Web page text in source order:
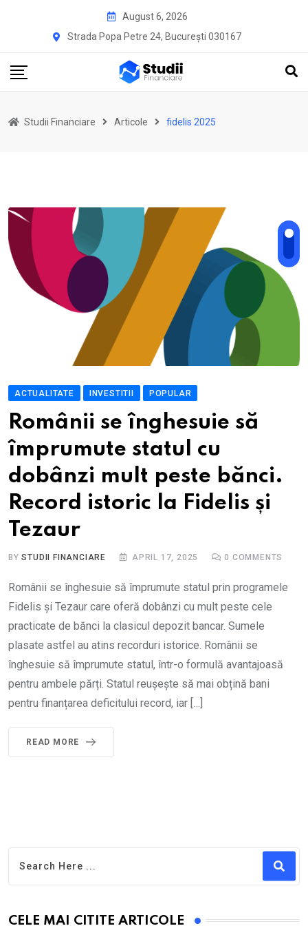
August 6, 2026
Strada Popa Petre 24, București 030167
Studii Financiare Articole fidelis 2025
ACTUALITATE INVESTITII POPULAR
Românii se înghesuie să
împrumute statul cu
dobânzi mult peste bănci.
Record istoric la Fidelis și
Tezaur
BYSTUDII FINANCIARE APRIL 17, 2025 0 COMMENTS
Românii se înghesuie să împrumute statul prin programele
Fidelis și Tezaur care oferă dobânzi cu mult peste cele
practicate de bănci la clasicul depozit bancar. Sumele
plasate astfel au atins recorduri istorice. Românii se
înghesuie să împrumute statul, într-o formulă avantajoasă
pentru ambele părți. Statul reușește să mai obțină bani
pentru finanțarea deficitului record, iar […]
READ MORE
CELE MAI CITITE ARTICOLE